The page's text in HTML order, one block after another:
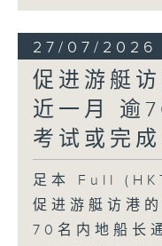
27/07/2026
促进游艇
近一月 逾
考试或完成
足本 Full
促进游艇访港
70名内地船长